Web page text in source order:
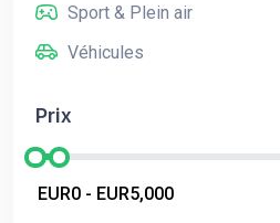
Sport & Plein air
Véhicules
Prix